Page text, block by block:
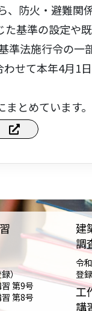
、防火・避難関
た基準の設定や
準法施行令の一
せて本年4月1
とめています。
録）
第9号
第8号
建
調
令
登
工
講